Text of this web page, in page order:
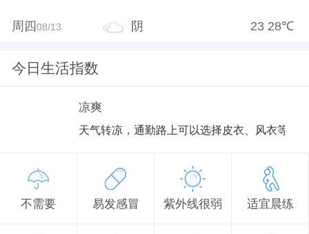
周四08/13 阴 23 28℃
今日生活指数
凉爽
天气转凉，通勤路上可以选择皮衣、风衣等防
不需要 易发感冒 紫外线很弱 适宜晨练